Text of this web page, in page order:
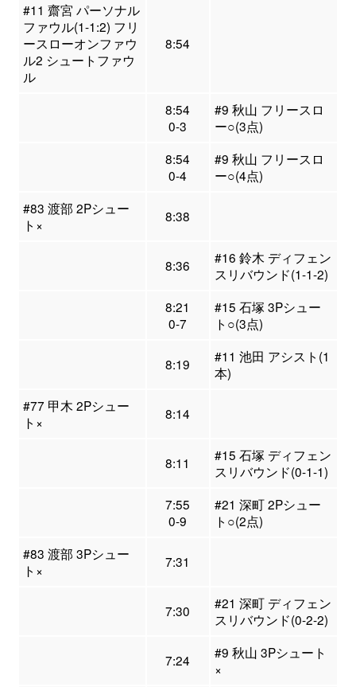
#11 齋宮 パーソナル
ファウル(1-1:2) フリ
ースローオンファウ
ル2 シュートファウ
ル
8:54
8:54
0-3
#9 秋山 フリースロ
ー○(3点)
8:54
0-4
#9 秋山 フリースロ
ー○(4点)
#83 渡部 2Pシュー
ト×
8:38
8:36
#16 鈴木 ディフェン
スリバウンド(1-1-2)
8:21
0-7
#15 石塚 3Pシュー
ト○(3点)
8:19
#11 池田 アシスト(1
本)
#77 甲木 2Pシュー
ト×
8:14
8:11
#15 石塚 ディフェン
スリバウンド(0-1-1)
7:55
0-9
#21 深町 2Pシュー
ト○(2点)
#83 渡部 3Pシュー
ト×
7:31
7:30
#21 深町 ディフェン
スリバウンド(0-2-2)
7:24
#9 秋山 3Pシュート
×